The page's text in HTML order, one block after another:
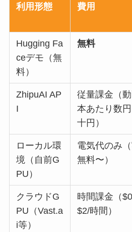
利用形態 費用
Hugging Fa
ceデモ（無
料）
無料
ZhipuAI AP
I
従量課金（
本あたり数
十円）
ローカル環
境（自前G
PU）
電気代のみ
無料〜）
クラウドG
PU（Vast.a
i等）
時間課金（
$2/時間）